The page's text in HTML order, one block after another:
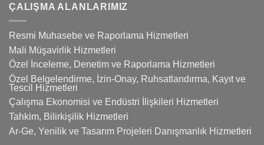
ÇALIŞMA ALANLARIMIZ
Resmi Muhasebe ve Raporlama Hizmetleri
Mali Müşavirlik Hizmetleri
Özel İnceleme, Denetim ve Raporlama Hizmetleri
Özel Belgelendirme, İzin-Onay, Ruhsatlandırma, Kayıt ve
Tescil Hizmetleri
Çalışma Ekonomisi ve Endüstri İlişkileri Hizmetleri
Tahkim, Bilirkişilik Hizmetleri
Ar-Ge, Yenilik ve Tasarım Projeleri Danışmanlık Hizmetleri